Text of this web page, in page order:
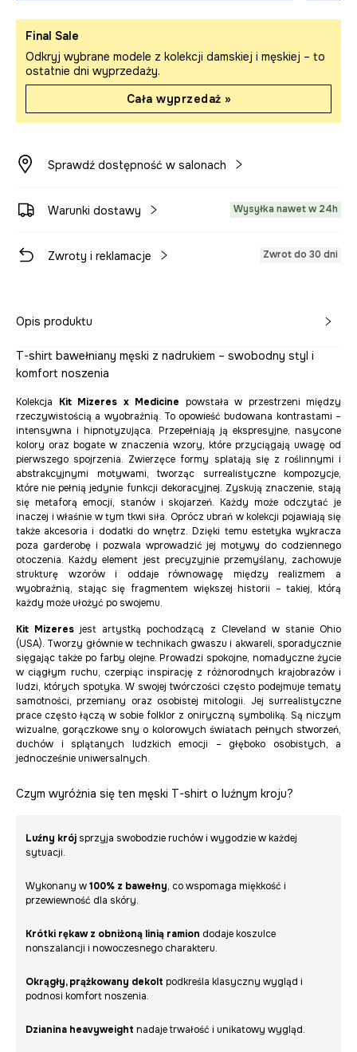
Final Sale
Odkryj wybrane modele z kolekcji damskiej i męskiej – to
ostatnie dni wyprzedaży.
Cała wyprzedaż »
Sprawdź dostępność w salonach
Warunki dostawy Wysyłka nawet w 24h
Zwroty i reklamacje Zwrot do 30 dni
Opis produktu
T-shirt bawełniany męski z nadrukiem – swobodny styl i
komfort noszenia
Kolekcja Kit Mizeres x Medicine powstała w przestrzeni między
rzeczywistością a wyobraźnią. To opowieść budowana kontrastami –
intensywna i hipnotyzująca. Przepełniają ją ekspresyjne, nasycone
kolory oraz bogate w znaczenia wzory, które przyciągają uwagę od
pierwszego spojrzenia. Zwierzęce formy splatają się z roślinnymi i
abstrakcyjnymi motywami, tworząc surrealistyczne kompozycje,
które nie pełnią jedynie funkcji dekoracyjnej. Zyskują znaczenie, stają
się metaforą emocji, stanów i skojarzeń. Każdy może odczytać je
inaczej i właśnie w tym tkwi siła. Oprócz ubrań w kolekcji pojawiają się
także akcesoria i dodatki do wnętrz. Dzięki temu estetyka wykracza
poza garderobę i pozwala wprowadzić jej motywy do codziennego
otoczenia. Każdy element jest precyzyjnie przemyślany, zachowuje
strukturę wzorów i oddaje równowagę między realizmem a
wyobraźnią, stając się fragmentem większej historii – takiej, którą
każdy może ułożyć po swojemu.
Kit Mizeres jest artystką pochodzącą z Cleveland w stanie Ohio
(USA). Tworzy głównie w technikach gwaszu i akwareli, sporadycznie
sięgając także po farby olejne. Prowadzi spokojne, nomadyczne życie
w ciągłym ruchu, czerpiąc inspirację z różnorodnych krajobrazów i
ludzi, których spotyka. W swojej twórczości często podejmuje tematy
samotności, przemiany oraz osobistej mitologii. Jej surrealistyczne
prace często łączą w sobie folklor z oniryczną symboliką. Są niczym
wizualne, gorączkowe sny o kolorowych światach pełnych stworzeń,
duchów i splątanych ludzkich emocji – głęboko osobistych, a
jednocześnie uniwersalnych.
Czym wyróżnia się ten męski T-shirt o luźnym kroju?
Luźny krój sprzyja swobodzie ruchów i wygodzie w każdej
sytuacji.
Wykonany w100% z bawełny, co wspomaga miękkość i
przewiewność dla skóry.
Krótki rękaw z obniżoną linią ramion dodaje koszulce
nonszalancji i nowoczesnego charakteru.
Okrągły, prążkowany dekolt podkreśla klasyczny wygląd i
podnosi komfort noszenia.
Dzianina heavyweight nadaje trwałość i unikatowy wygląd.